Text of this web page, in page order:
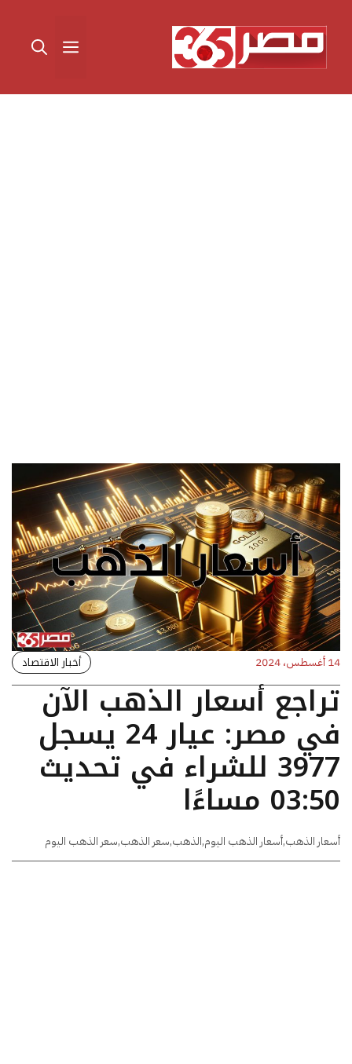
المحتوى القائمة
14 أغسطس، 2024 أخبار الاقتصاد
تراجع أسعار الذهب الآن
في مصر: عيار 24 يسجل
3977 للشراء في تحديث
03:50 مساءًا
أسعار الذهب,أسعار الذهب اليوم,الذهب,سعر الذهب,سعر الذهب اليوم